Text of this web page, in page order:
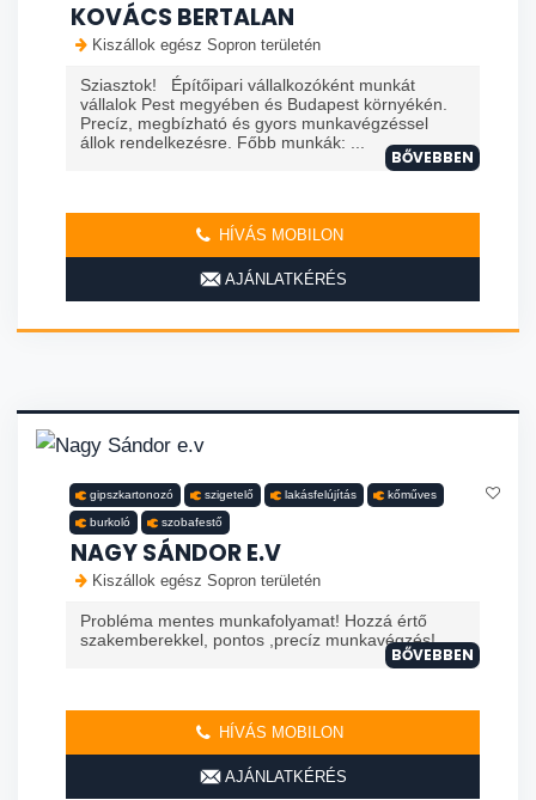
KOVÁCS BERTALAN
Kiszállok egész Sopron területén
Sziasztok! Építőipari vállalkozóként munkát
vállalok Pest megyében és Budapest környékén.
Precíz, megbízható és gyors munkavégzéssel
állok rendelkezésre. Főbb munkák: ...
BŐVEBBEN
HÍVÁS MOBILON
AJÁNLATKÉRÉS
gipszkartonozó szigetelő lakásfelújítás kőműves
burkoló szobafestő
NAGY SÁNDOR E.V
Kiszállok egész Sopron területén
Probléma mentes munkafolyamat! Hozzá értő
szakemberekkel, pontos ,precíz munkavégzés!
BŐVEBBEN
HÍVÁS MOBILON
AJÁNLATKÉRÉS